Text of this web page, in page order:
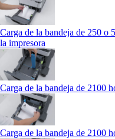
Carga de la bandeja de 250 o
la impresora
Carga de la bandeja de 2100
Carga de la bandeja de 2100